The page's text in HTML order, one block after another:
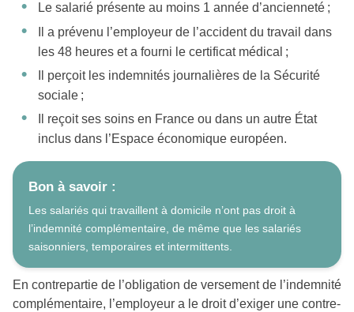
Le salarié présente au moins 1 année d’ancienneté ;
Il a prévenu l’employeur de l’accident du travail dans
les 48 heures et a fourni le certificat médical ;
Il perçoit les indemnités journalières de la Sécurité
sociale ;
Il reçoit ses soins en France ou dans un autre État
inclus dans l’Espace économique européen.
Bon à savoir :
Les salariés qui travaillent à domicile n’ont pas droit à
l’indemnité complémentaire, de même que les salariés
saisonniers, temporaires et intermittents.
En contrepartie de l’obligation de versement de l’indemnité
complémentaire, l’employeur a le droit d’exiger une contre-